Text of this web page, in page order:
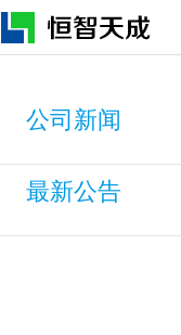
公司新闻
最新公告